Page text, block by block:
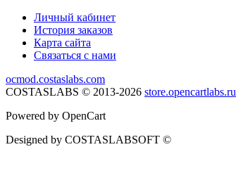
Личный кабинет
История заказов
Карта сайта
Связаться с нами
ocmod.costaslabs.com
COSTASLABS © 2013-2026 store.opencartlabs.ru
Powered by OpenCart
Designed by COSTASLABSOFT ©